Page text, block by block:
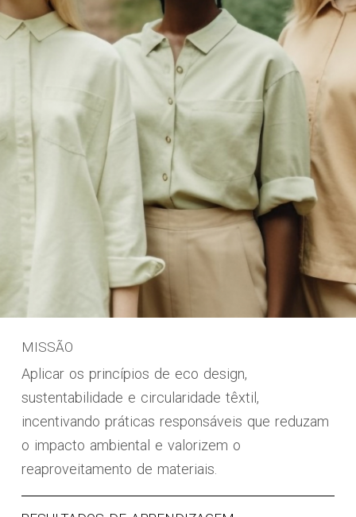
MISSÃO
Aplicar os princípios de eco design,
sustentabilidade e circularidade têxtil,
incentivando práticas responsáveis que reduzam
o impacto ambiental e valorizem o
reaproveitamento de materiais.